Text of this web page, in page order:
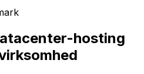
hosting